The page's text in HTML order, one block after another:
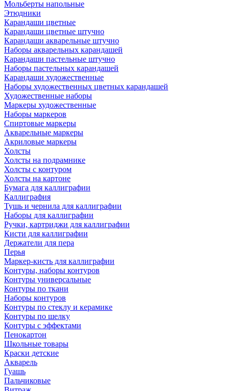
Мольберты напольные
Этюдники
Карандаши цветные
Карандаши цветные штучно
Карандаши акварельные штучно
Наборы акварельных карандашей
Карандаши пастельные штучно
Наборы пастельных карандашей
Карандаши художественные
Наборы художественных цветных карандашей
Художественные наборы
Маркеры художественные
Наборы маркеров
Спиртовые маркеры
Акварельные маркеры
Акриловые маркеры
Холсты
Холсты на подрамнике
Холсты с контуром
Холсты на картоне
Бумага для каллиграфии
Каллиграфия
Тушь и чернила для каллиграфии
Наборы для каллиграфии
Ручки, картриджи для каллиграфии
Кисти для каллиграфии
Держатели для пера
Перья
Маркер-кисть для каллиграфии
Контуры, наборы контуров
Контуры универсальные
Контуры по ткани
Наборы контуров
Контуры по стеклу и керамике
Контуры по шелку
Контуры с эффектами
Пенокартон
Школьные товары
Краски детские
Акварель
Гуашь
Пальчиковые